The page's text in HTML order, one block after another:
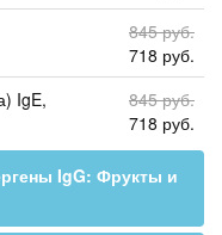
845 руб.
718 руб.
IgE,
845 руб.
718 руб.
IgG: Фрукты и